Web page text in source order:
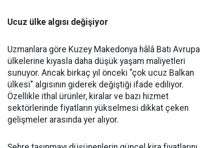
Ucuz ülke algısı değişiyor
Uzmanlara göre Kuzey Makedonya hâlâ Batı Avrupa
ülkelerine kıyasla daha düşük yaşam maliyetleri
sunuyor. Ancak birkaç yıl önceki "çok ucuz Balkan
ülkesi" algısının giderek değiştiği ifade ediliyor.
Özellikle ithal ürünler, kiralar ve bazı hizmet
sektörlerinde fiyatların yükselmesi dikkat çeken
gelişmeler arasında yer alıyor.